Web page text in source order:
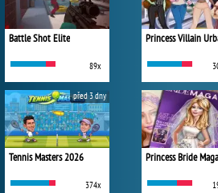
Battle Shot Elite
89x
Tennis Masters 2026
374x
před 3 dny
Princess Bride